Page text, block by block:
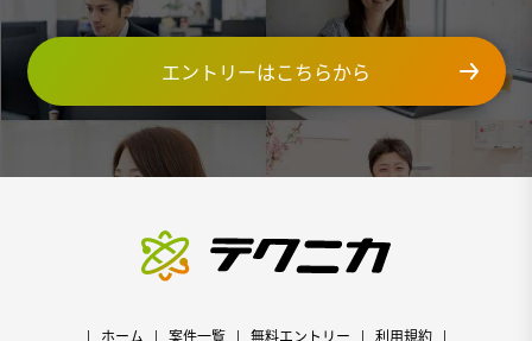
エントリーはこちらから
ホーム 案件一覧 無料エントリー 利用規約